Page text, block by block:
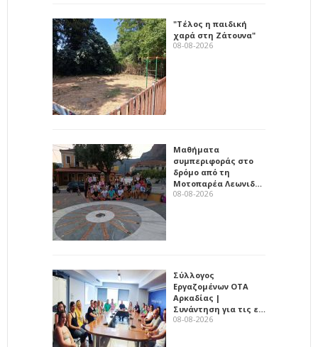
"Τέλος η παιδική
χαρά στη Ζάτουνα"
08-08-2026
Μαθήματα
συμπεριφοράς στο
δρόμο από τη
Μοτοπαρέα Λεωνιδ…
08-08-2026
Σύλλογος
Εργαζομένων ΟΤΑ
Αρκαδίας |
Συνάντηση για τις ε…
08-08-2026